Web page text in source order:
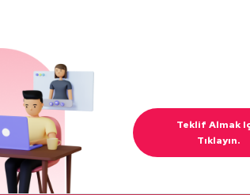
Teklif Almak
Tıklayın.